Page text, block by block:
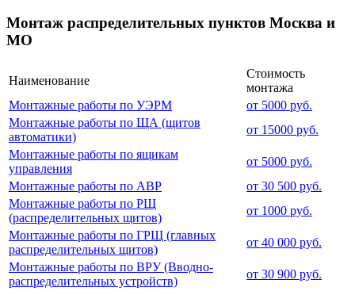
Монтаж распределительных пунктов Москва и
МО
Наименование
Стоимость
монтажа
Монтажные работы по УЭРМ
от 5000 руб.
Монтажные работы по ЩА (щитов
автоматики)
от 15000 руб.
Монтажные работы по ящикам
управления
от 5000 руб.
Монтажные работы по АВР
от 30 500 руб.
Монтажные работы по РЩ
(распределительных щитов)
от 1000 руб.
Монтажные работы по ГРЩ (главных
распределительных щитов)
от 40 000 руб.
Монтажные работы по ВРУ (Вводно-
распределительных устройств)
от 30 900 руб.